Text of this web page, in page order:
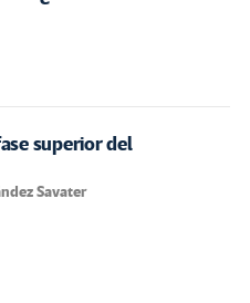
superior del
Savater